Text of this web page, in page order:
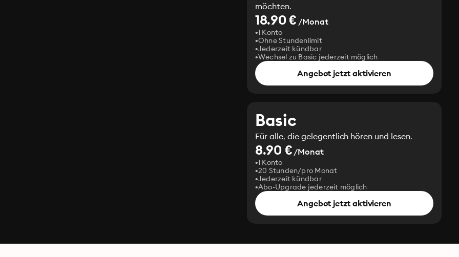
möchten.
18.90 € /Monat
1 Konto
Ohne Stundenlimit
Jederzeit kündbar
Wechsel zu Basic jederzeit möglich
Angebot jetzt aktivieren
Basic
Für alle, die gelegentlich hören und lesen.
8.90 €/Monat
1 Konto
20 Stunden/pro Monat
Jederzeit kündbar
Abo-Upgrade jederzeit möglich
Angebot jetzt aktivieren